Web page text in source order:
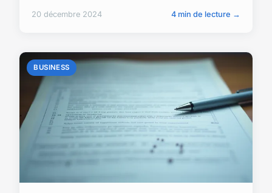
20 décembre 2024 4 min de lecture →
BUSINESS